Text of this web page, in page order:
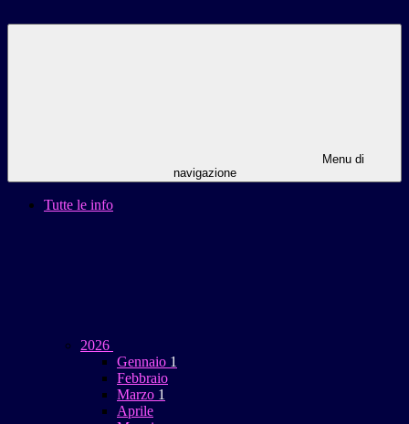
Menu di
navigazione
Tutte le info
2026
Gennaio 1
Febbraio
Marzo 1
Aprile